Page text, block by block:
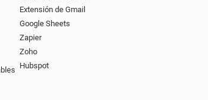
Extensión de Gmail
Google Sheets
Zapier
Zoho
Hubspot